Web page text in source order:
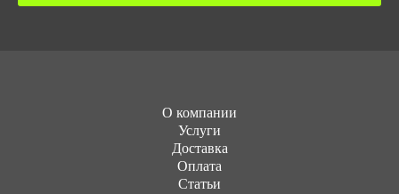
О компании
Услуги
Доставка
Оплата
Статьи